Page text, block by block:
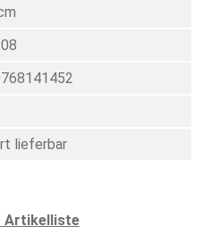
lieferbar
Artikelliste